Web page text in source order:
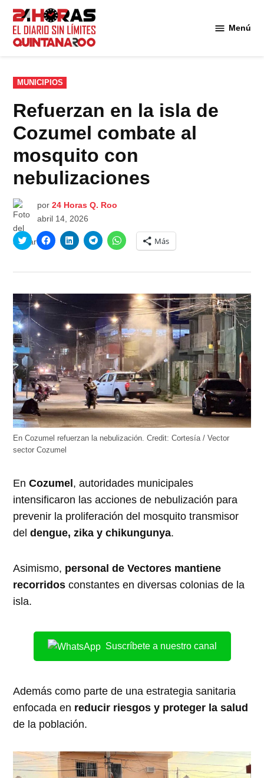
Saltar
contenido
Menú
PUBLICADO
EN
MUNICIPIOS
Refuerzan en la isla de
Cozumel combate al
mosquito con
nebulizaciones
por 24 Horas Q. Roo
abril 14, 2026
Haz
clic
en
abre
en
una
ventana
nueva)
Haz
clic
en
abre
en
ventana
nueva)
Haz
clic
en
abre
una
ventana
nueva)
Haz
clic
en
abre
ventana
nueva)
Haz
clic
para
en
abre
en
una
ventana
nueva)
Más
En Cozumel refuerzan la nebulización.Credit: Cortesía / Vector
sector Cozumel
EnCozumel, autoridades municipales
intensificaron las acciones de nebulización para
prevenir la proliferación del mosquito transmisor
deldengue, zika y chikungunya.
Asimismo, personal de Vectores mantiene
recorridos constantes en diversas colonias de la
isla.
Suscríbete a nuestro canal
Además como parte de una estrategia sanitaria
enfocada en reducir riesgos y proteger la salud
de la población.